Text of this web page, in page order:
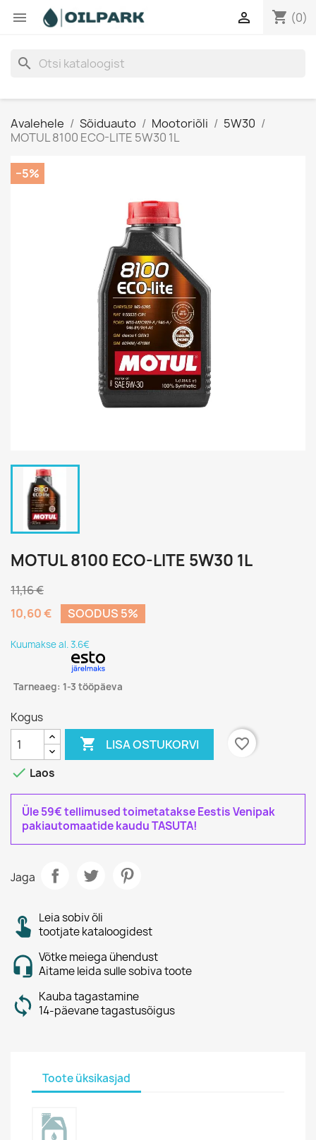
 shopping_cart (0)

search
Avalehele Sõiduauto Mootoriõli
5W30
MOTUL 8100 ECO-LITE 5W30 1L
−5%
MOTUL 8100 ECO-LITE 5W30 1L
11,16 €
10,60 €
SOODUS 5%
Kuumakse al. 3.6€
Tarneaeg: 1-3 tööpäeva
Kogus
 LISA OSTUKORVI
favorite_border
 Laos
Üle 59€ tellimused toimetatakse Eestis Venipak
pakiautomaatide kaudu TASUTA!
Jaga
Leia sobiv õli
tootjate kataloogidest
Võtke meiega ühendust
Aitame leida sulle sobiva toote
Kauba tagastamine
14-päevane tagastusõigus
Toote üksikasjad